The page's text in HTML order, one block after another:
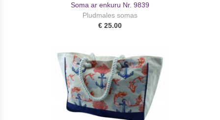
Soma ar enkuru Nr. 9839
Pludmales somas
€ 25.00